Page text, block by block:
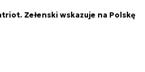
Zełenski wskazuje na Polskę